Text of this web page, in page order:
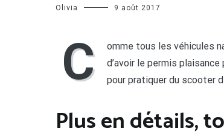
Olivia 9 août 2017
C
omme tous les véhicules
d’avoir le permis plaisance
pour pratiquer du scooter
Plus en détails,